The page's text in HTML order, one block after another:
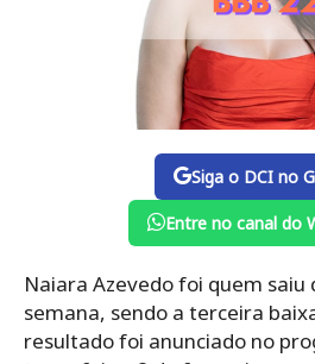
Siga o DCI no
Entre no canal do
Naiara Azevedo foi quem saiu
semana, sendo a terceira
resultado foi anunciado no